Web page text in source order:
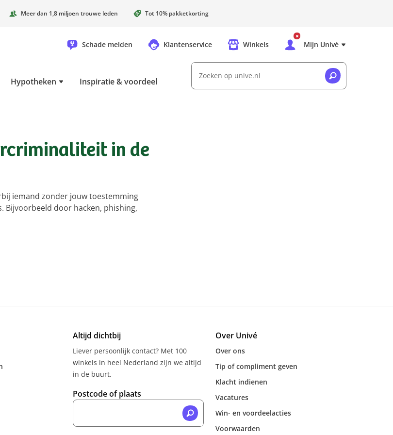
Meer dan 1,8 miljoen trouwe leden Tot 10% pakketkorting
Schade melden Klantenservice Winkels Mijn Univé
Hypotheken Inspiratie & voordeel
Zoeken op unive.nl
in de
iemand zonder jouw toestemming
Bijvoorbeeld door hacken, phishing,
Altijd dichtbij
Liever persoonlijk contact? Met 100
winkels in heel Nederland zijn we altijd
in de buurt.
Postcode of plaats
Over Univé
Over ons
Tip of compliment geven
Klacht indienen
Vacatures
Win- en voordeelacties
Voorwaarden